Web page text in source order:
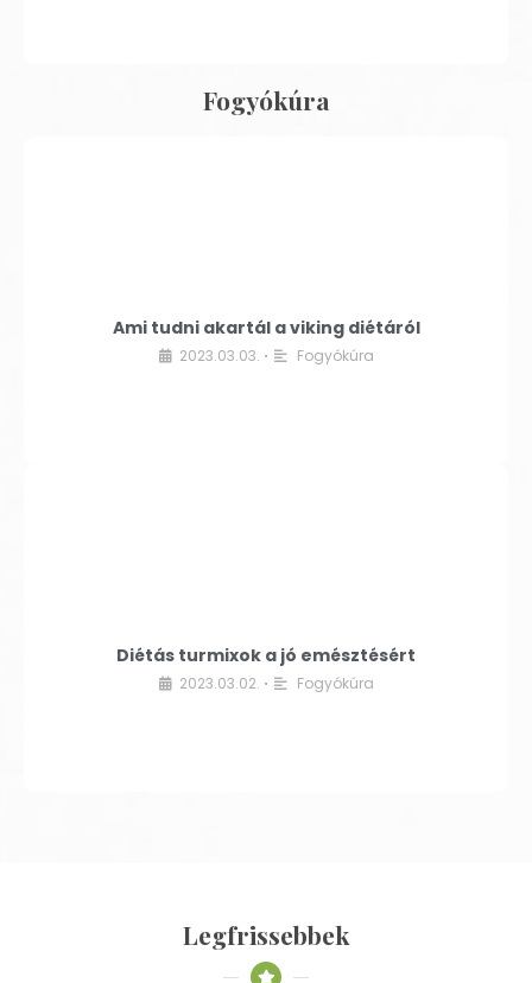
Fogyókúra
Ami tudni akartál a viking diétáról
2023.03.03. • Fogyókúra
Diétás turmixok a jó emésztésért
2023.03.02. • Fogyókúra
Legfrissebbek